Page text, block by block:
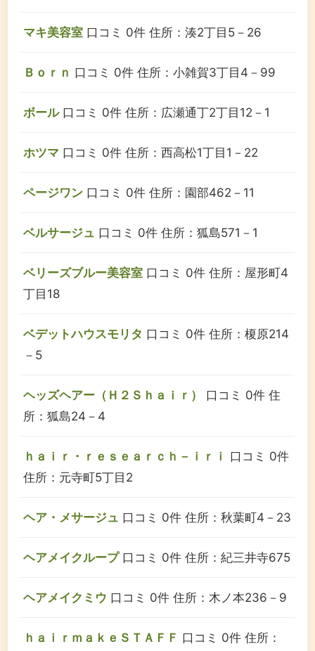
マキ美容室 口コミ 0件 住所：湊2丁目5－26
Ｂｏｒｎ 口コミ 0件 住所：小雑賀3丁目4－99
ボール 口コミ 0件 住所：広瀬通丁2丁目12－1
ホツマ 口コミ 0件 住所：西高松1丁目1－22
ページワン 口コミ 0件 住所：園部462－11
ベルサージュ 口コミ 0件 住所：狐島571－1
ベリーズブルー美容室 口コミ 0件 住所：屋形町4
丁目18
ベデットハウスモリタ 口コミ 0件 住所：榎原214
－5
ヘッズヘアー（Ｈ２Ｓｈａｉｒ） 口コミ 0件 住
所：狐島24－4
ｈａｉｒ・ｒｅｓｅａｒｃｈ－ｉｒｉ
口コミ 0件
住所：元寺町5丁目2
ヘア・メサージュ 口コミ 0件 住所：秋葉町4－23
ヘアメイクループ 口コミ 0件 住所：紀三井寺675
ヘアメイクミウ 口コミ 0件 住所：木ノ本236－9
ｈａｉｒｍａｋｅＳＴＡＦＦ 口コミ 0件 住所：